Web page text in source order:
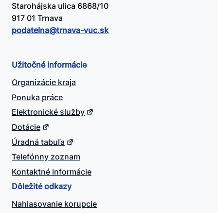
Starohájska ulica 6868/10
917 01 Trnava
podatelna@​trnava-vuc.sk
Užitočné informácie
Organizácie kraja
Ponuka práce
Elektronické služby
Dotácie
Úradná tabuľa
Telefónny zoznam
Kontaktné informácie
Dôležité odkazy
Nahlasovanie korupcie